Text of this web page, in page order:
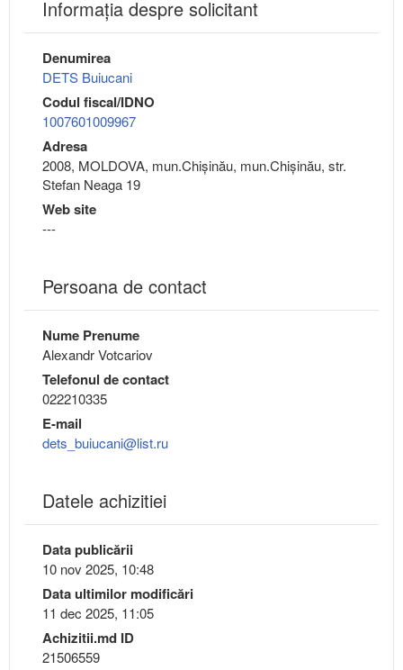
Informaţia despre solicitant
Denumirea
DETS Buiucani
Codul fiscal/IDNO
1007601009967
Adresa
2008, MOLDOVA, mun.Chişinău, mun.Chişinău, str.
Stefan Neaga 19
Web site
---
Persoana de contact
Nume Prenume
Alexandr Votcariov
Telefonul de contact
022210335
E-mail
dets_buiucani@list.ru
Datele achizitiei
Data publicării
10 nov 2025, 10:48
Data ultimilor modificări
11 dec 2025, 11:05
Achizitii.md ID
21506559